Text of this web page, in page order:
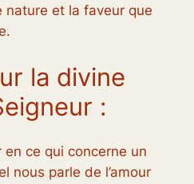
nature et la faveur que
la divine
:
ce qui concerne un
nous parle de l’amour